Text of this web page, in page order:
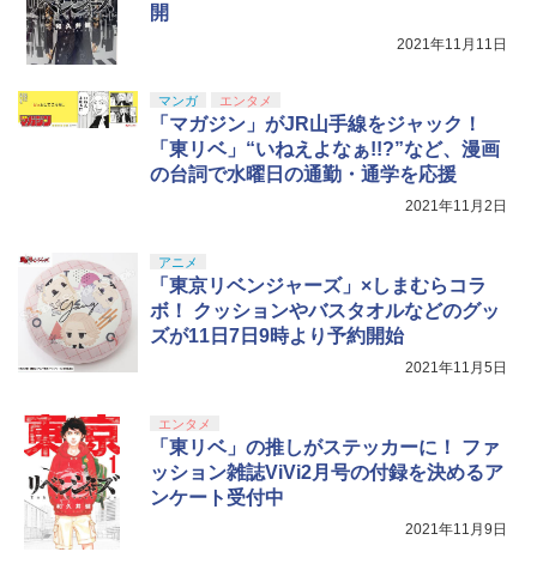
5
『映画 ラブライブ！蓮ノ空女学院スクー
y』Blu-ray（特装限定版）
￥8,589
開
2021年11月11日
マンガ エンタメ
「マガジン」がJR山手線をジャック！
「東リベ」“いねえよなぁ!!?”など、漫画
の台詞で水曜日の通勤・通学を応援
2021年11月2日
アニメ
「東京リベンジャーズ」×しまむらコラ
ボ！ クッションやバスタオルなどのグッ
ズが11日7日9時より予約開始
2021年11月5日
エンタメ
「東リベ」の推しがステッカーに！ ファ
ッション雑誌ViVi2月号の付録を決めるア
ンケート受付中
2021年11月9日